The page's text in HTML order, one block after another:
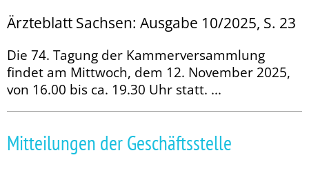
Ärzteblatt Sachsen: Ausgabe 10/2025, S. 23
Die 74. Tagung der Kammerversammlung
findet am Mittwoch, dem 12. November 2025,
von 16.00 bis ca. 19.30 Uhr statt. ...
Mitteilungen der Geschäftsstelle